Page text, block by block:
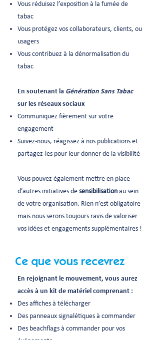
Vous réduisez l’exposition à la fumée de
tabac
Vous protégez vos collaborateurs, clients, ou
usagers
Vous contribuez à la dénormalisation du
tabac
En soutenant la Génération Sans Tabac
sur les réseaux sociaux
Communiquez fièrement sur votre
engagement
Suivez-nous, réagissez à nos publications et
partagez-les pour leur donner de la visibilité
Vous pouvez également mettre en place
d’autres initiatives desensibilisationau sein
de votre organisation. Rien n’est obligatoire
mais nous serons toujours ravis de valoriser
vos idées et engagements supplémentaires !
Ce que vous recevrez
En rejoignant le mouvement, vous aurez
accès à un kit de matériel comprenant :
Des affiches à télécharger
Des panneaux signalétiques à commander
Des beachflags à commander pour vos